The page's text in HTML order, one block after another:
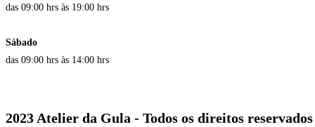
das 09:00 hrs às 19:00 hrs
Sábado
das 09:00 hrs às 14:00 hrs
2023 Atelier da Gula - Todos os direitos reservados